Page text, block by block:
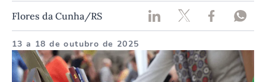
Flores da Cunha/RS
13 a 18 de outubro de 2025